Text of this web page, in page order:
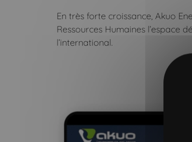
En très forte croissance, Akuo
Ressources Humaines
l’international.